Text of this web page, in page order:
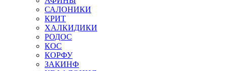
САЛОНИКИ
КРИТ
ХАЛКИДИКИ
РОДОС
КОС
КОРФУ
ЗАКИНФ